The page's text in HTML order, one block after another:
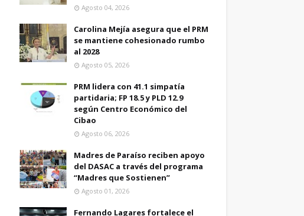
Agosto 04, 2026
Carolina Mejía asegura que el PRM
se mantiene cohesionado rumbo
al 2028
Agosto 05, 2026
PRM lidera con 41.1 simpatía
partidaria; FP 18.5 y PLD 12.9
según Centro Económico del
Cibao
Agosto 06, 2026
Madres de Paraíso reciben apoyo
del DASAC a través del programa
“Madres que Sostienen”
Agosto 01, 2026
Fernando Lagares fortalece el